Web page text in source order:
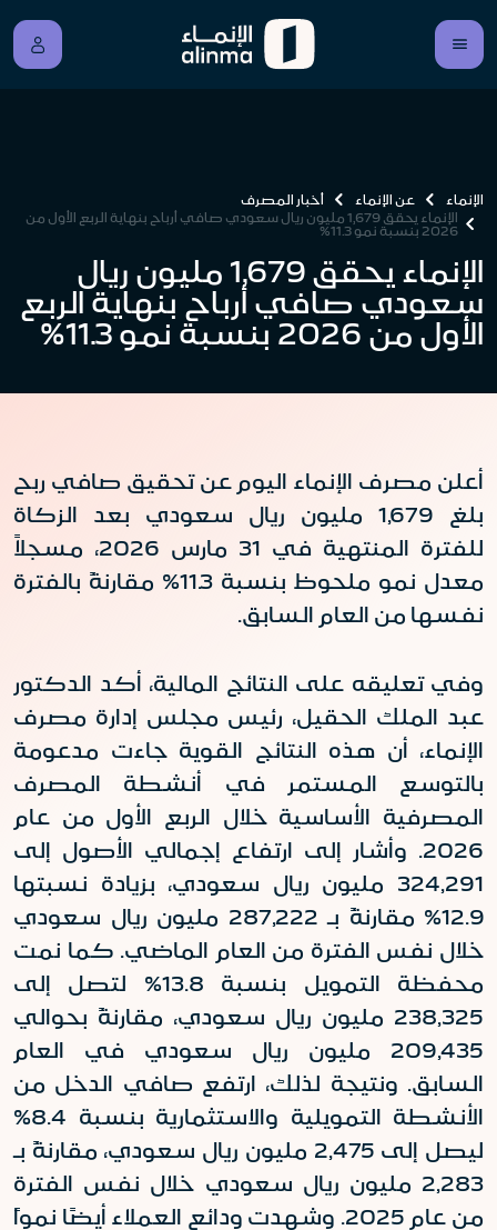
الإنماء عن الإنماء
أخبار المصرف
الإنماء يحقق 1,679 مليون ريال سعودي صافي أرباح بنهاية الربع الأول من
2026 بنسبة نمو 11.3%
الإنماء يحقق 1,679 مليون ريال
سعودي صافي أرباح بنهاية الربع
الأول من 2026 بنسبة نمو 11.3%
أعلن مصرف الإنماء اليوم عن تحقيق صافي ربح
بلغ 1,679 مليون ريال سعودي بعد الزكاة
للفترة المنتهية في 31 مارس 2026، مسجلاً
معدل نمو ملحوظ بنسبة11.3% مقارنةً بالفترة
نفسها من العام السابق.
وفي تعليقه على النتائج المالية، أكد الدكتور
عبد الملك الحقيل، رئيس مجلس إدارة مصرف
الإنماء، أن هذه النتائج القوية جاءت مدعومة
بالتوسع المستمر في أنشطة المصرف
المصرفية الأساسية خلال الربع الأول من عام
2026. وأشار إلى ارتفاع إجمالي الأصول إلى
324,291 مليون ريال سعودي، بزيادة نسبتها
12.9% مقارنةً بـ
287,222 مليون ريال سعودي
خلال نفس الفترة من العام الماضي. كما نمت
محفظة التمويل بنسبة 13.8% لتصل إلى
238,325 مليون ريال سعودي، مقارنةً بحوالي
209,435 مليون ريال سعودي في العام
السابق. ونتيجة لذلك، ارتفع صافي الدخل من
الأنشطة التمويلية والاستثمارية بنسبة 8.4%
ليصل إلى 2,475 مليون ريال سعودي، مقارنةً بـ
2,283 مليون ريال سعودي خلال نفس الفترة
من عام 2025. وشهدت ودائع العملاء أيضًا نمواً